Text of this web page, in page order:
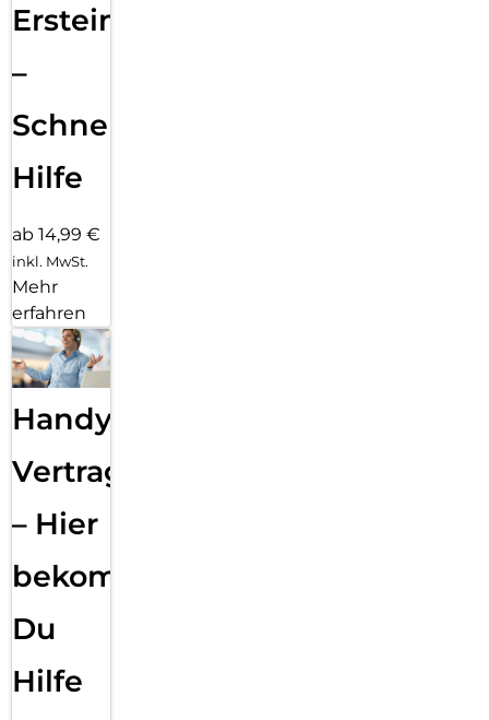
Ersteinrichtung
–
Schnelle
Hilfe
ab 14,99 €
inkl. MwSt.
Mehr
erfahren
Handy
Vertragsabwicklung
– Hier
bekommst
Du
Hilfe